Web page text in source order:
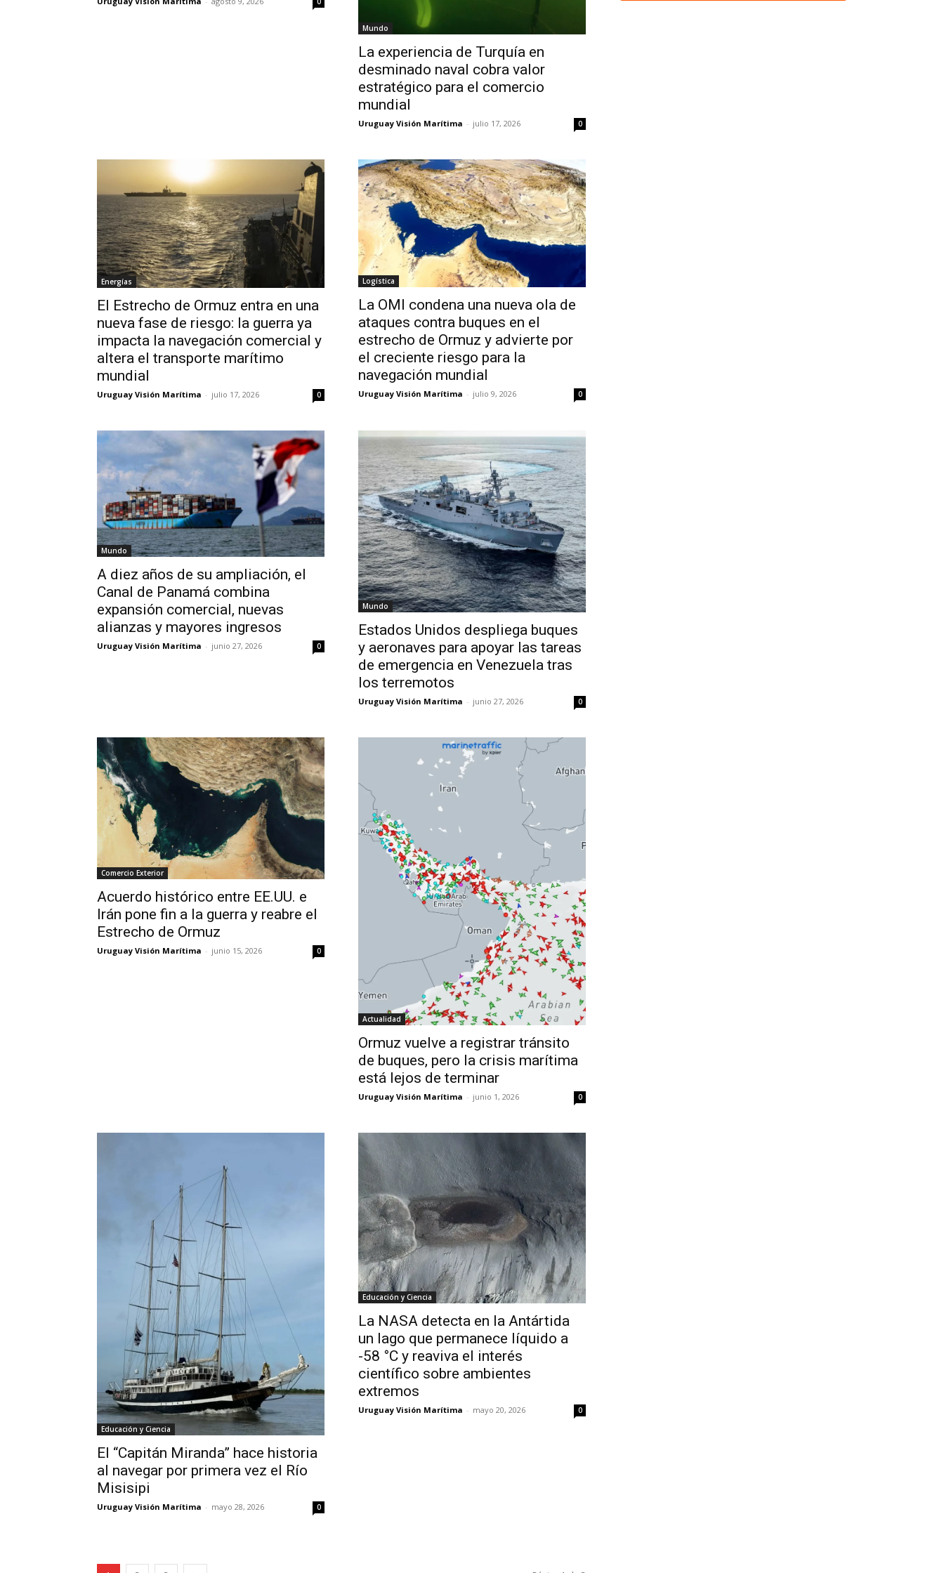
Mundo
La experiencia de Turquía en
desminado naval cobra valor
estratégico para el comercio
mundial
Uruguay Visión Marítima - julio 17, 2026 0
Energías
El Estrecho de Ormuz entra en una
nueva fase de riesgo: la guerra ya
impacta la navegación comercial y
altera el transporte marítimo
mundial
Uruguay Visión Marítima - julio 17, 2026 0
Logística
La OMI condena una nueva ola de
ataques contra buques en el
estrecho de Ormuz y advierte por
el creciente riesgo para la
navegación mundial
Uruguay Visión Marítima - julio 9, 2026 0
Mundo
A diez años de su ampliación, el
Canal de Panamá combina
expansión comercial, nuevas
alianzas y mayores ingresos
Uruguay Visión Marítima - junio 27, 2026 0
Mundo
Estados Unidos despliega buques
y aeronaves para apoyar las tareas
de emergencia en Venezuela tras
los terremotos
Uruguay Visión Marítima - junio 27, 2026 0
Comercio Exterior
Acuerdo histórico entre EE.UU. e
Irán pone fin a la guerra y reabre el
Estrecho de Ormuz
Uruguay Visión Marítima - junio 15, 2026 0
Actualidad
Ormuz vuelve a registrar tránsito
de buques, pero la crisis marítima
está lejos de terminar
Uruguay Visión Marítima - junio 1, 2026 0
Educación y Ciencia
El “Capitán Miranda” hace historia
al navegar por primera vez el Río
Misisipi
Uruguay Visión Marítima - mayo 28, 2026 0
Educación y Ciencia
La NASA detecta en la Antártida
un lago que permanece líquido a
-58 °C y reaviva el interés
científico sobre ambientes
extremos
Uruguay Visión Marítima - mayo 20, 2026 0